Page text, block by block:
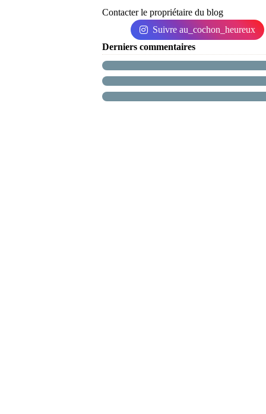
Contacter le propriétaire du blog
Suivre au_cochon_heureux
Derniers commentaires